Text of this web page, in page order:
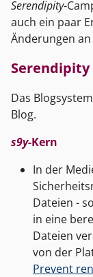
Serendipity-
auch ein paar
Änderungen
Serendipity
Das Blogsystem
Blog.
s9y-Kern
In der
Dateien -
in eine
Dateien
von der
Prevent